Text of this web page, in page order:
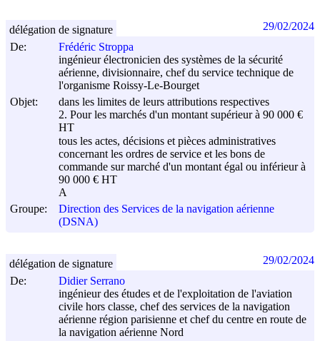
De:
Frédéric Stroppa
ingénieur électronicien des systèmes de la sécurité
aérienne, divisionnaire, chef du service technique de
l'organisme Roissy-Le-Bourget
Objet:
dans les limites de leurs attributions respectives
2. Pour les marchés d'un montant supérieur à 90 000 €
HT
tous les actes, décisions et pièces administratives
concernant les ordres de service et les bons de
commande sur marché d'un montant égal ou inférieur à
90 000 € HT
A
Groupe:
Direction des Services de la navigation aérienne
(DSNA)
délégation de signature 29/02/2024
De:
Didier Serrano
ingénieur des études et de l'exploitation de l'aviation
civile hors classe, chef des services de la navigation
aérienne région parisienne et chef du centre en route de
la navigation aérienne Nord
délégation de signature 29/02/2024